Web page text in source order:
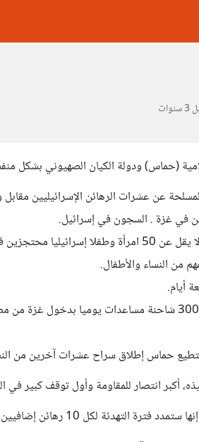
(حماس) ودولة الكيان الصهيوني بشكل
عن عشرات الرهائن الإسرائيليين
في غزة . السجون في إسرائيل.
من النساء والأطفال.
أيام.
ستسمح إسرائيل لنحو 300 شاحنة مساعدات يوميا
حماس إطلاق سراح عشرات آخرين من
أكبر انتصار للمقاومة وأول توقف كبير في
لكل 10 رهائن إضافيين يتم إطلاق سراحهم.